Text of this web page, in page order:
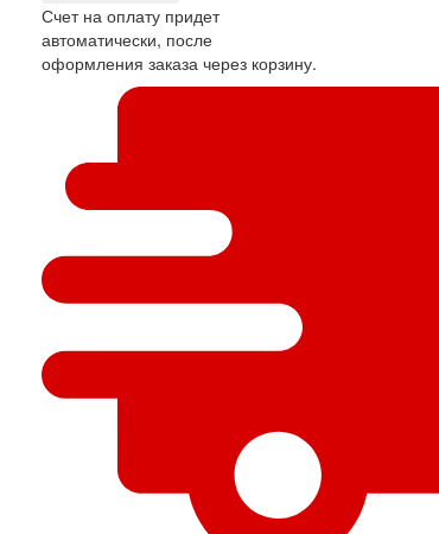
Счет на оплату придет
автоматически, после
оформления заказа через корзину.